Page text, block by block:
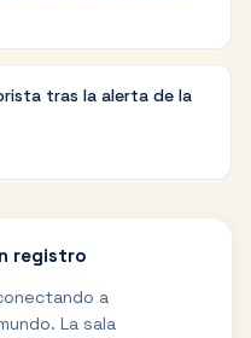
tras la alerta de la
registro
a
La sala